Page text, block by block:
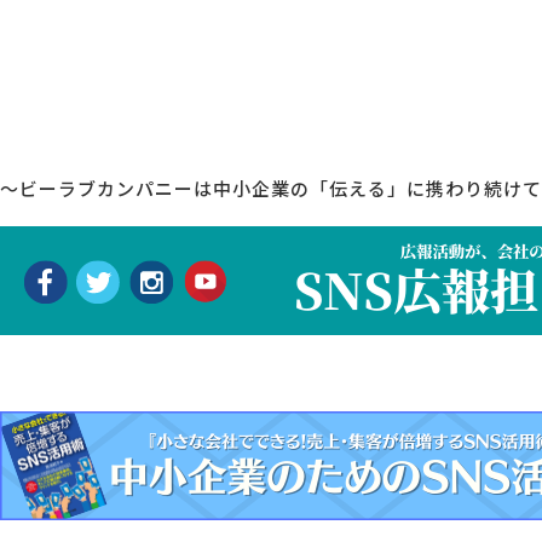
～ビーラブカンパニーは中小企業の「伝える」に携わり続け